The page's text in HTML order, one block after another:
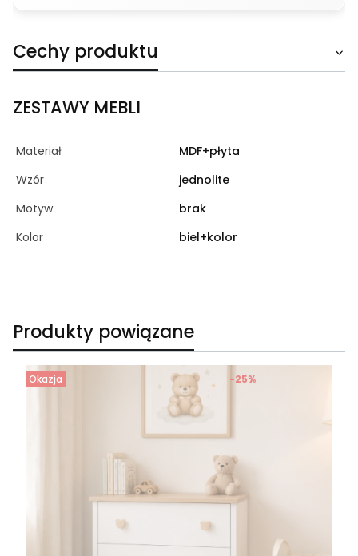
Cechy produktu
ZESTAWY MEBLI
Materiał
MDF+płyta
Wzór
jednolite
Motyw
brak
Kolor
biel+kolor
Produkty powiązane
Okazja -25%